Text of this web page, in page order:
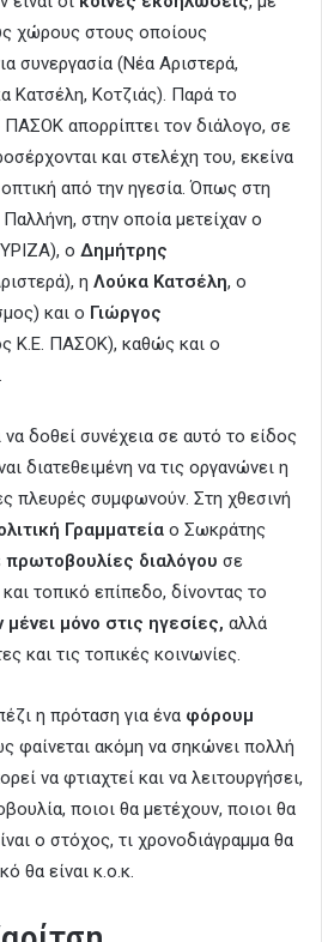
χώρους στους οποίους
συνεργασία (Νέα Αριστερά,
Κατσέλη, Κοτζιάς). Παρά το
ΠΑΣΟΚ απορρίπτει τον διάλογο, σε
και στελέχη του, εκείνα
από την ηγεσία. Όπως στη
στην οποία μετείχαν ο
ο Δημήτρης
η Λούκα Κατσέλη, ο
και ο Γιώργος
Κ.Ε. ΠΑΣΟΚ), καθώς και ο
.
δοθεί συνέχεια σε αυτό το είδος
διατεθειμένη να τις οργανώνει η
πλευρές συμφωνούν. Στη χθεσινή
Γραμματεία ο Σωκράτης
πρωτοβουλίες διαλόγου σε
τοπικό επίπεδο, δίνοντας το
μένει μόνο στις ηγεσίες, αλλά
και τις τοπικές κοινωνίες.
η πρόταση για ένα φόρουμ
φαίνεται ακόμη να σηκώνει πολλή
να φτιαχτεί και να λειτουργήσει,
ποιοι θα μετέχουν, ποιοι θα
ο στόχος, τι χρονοδιάγραμμα θα
θα είναι κ.ο.κ.